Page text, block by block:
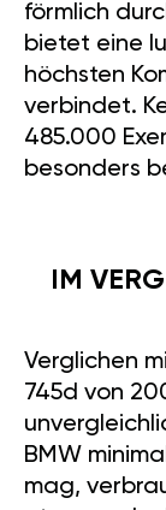
förmlich
bietet eine
höchsten
verbindet.
485.000
besonders
IM
Verglichen
745d von
BMW
mag,